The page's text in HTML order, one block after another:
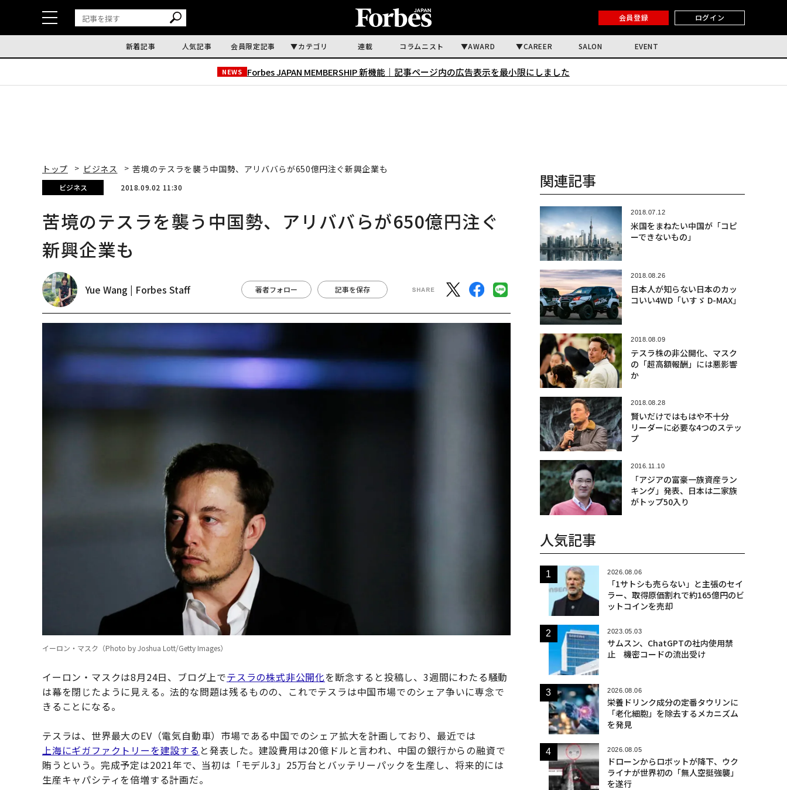
会員登録 ログイン
新着記事 人気記事 会員限定記事 カテゴリ 連載 コラムニスト AWARD CAREER SALON EVENT
NEWS Forbes JAPAN MEMBERSHIP 新機能｜ 記事ページ内の広告表示を最小限にしました
トップ ビジネス 苦境のテスラを襲う中国勢、アリババらが650億円注ぐ新興企業も
ビジネス 2018.09.02 11:30
苦境のテスラを襲う中国勢、アリババらが650億円注ぐ
新興企業も
Yue Wang | Forbes Staff 著者フォロー 記事を保存
イーロン・マスク（Photo by Joshua Lott/Getty Images）
イーロン・マスクは8月24日、ブログ上でテスラの株式非公開化を断念すると投稿し、3週間にわたる騒動
は幕を閉じたように見える。法的な問題は残るものの、これでテスラは中国市場でのシェア争いに専念で
きることになる。
テスラは、世界最大のEV（電気自動車）市場である中国でのシェア拡大を計画しており、最近では
上海にギガファクトリーを建設する と発表した。建設費用は20億ドルと言われ、中国の銀行からの融資で
賄うという。完成予定は2021年で、当初は「モデル3」25万台とバッテリーパックを生産し、将来的には
生産キャパシティを倍増する計画だ。
関連記事
2018.07.12
米国をまねたい中国が「コピ
ーできないもの」
2018.08.26
日本人が知らない日本のカッ
コいい4WD「いすゞ D-MAX」
2018.08.09
テスラ株の非公開化、マスク
の「超高額報酬」には悪影響
か
2018.08.28
賢いだけではもはや不十分
リーダーに必要な4つのステッ
プ
2016.11.10
「アジアの富豪一族資産ラン
キング」発表、日本は二家族
がトップ50入り
人気記事
2026.08.06
「1サトシも売らない」と主張のセイ
ラー、取得原価割れで約165億円のビ
ットコインを売却
2023.05.03
サムスン、ChatGPTの社内使用禁
止 機密コードの流出受け
2026.08.06
栄養ドリンク成分の定番タウリンに
「老化細胞」を除去するメカニズム
を発見
2026.08.05
ドローンからロボットが降下、ウク
ライナが世界初の「無人空挺強襲」
を遂行